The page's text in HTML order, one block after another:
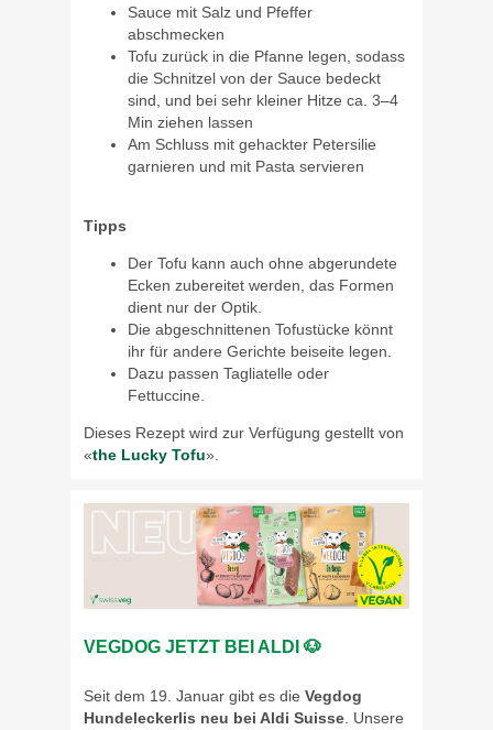
Sauce mit Salz und Pfeffer
abschmecken
Tofu zurück in die Pfanne legen, sodass
die Schnitzel von der Sauce bedeckt
sind, und bei sehr kleiner Hitze ca. 3–4
Min ziehen lassen
Am Schluss mit gehackter Petersilie
garnieren und mit Pasta servieren
Tipps
Der Tofu kann auch ohne abgerundete
Ecken zubereitet werden, das Formen
dient nur der Optik.
Die abgeschnittenen Tofustücke könnt
ihr für andere Gerichte beiseite legen.
Dazu passen Tagliatelle oder
Fettuccine.
Dieses Rezept wird zur Verfügung gestellt von
«the Lucky Tofu».
VEGDOG JETZT BEI ALDI 🐶
Seit dem 19. Januar gibt es die Vegdog
Hundeleckerlis neu bei Aldi Suisse . Unsere